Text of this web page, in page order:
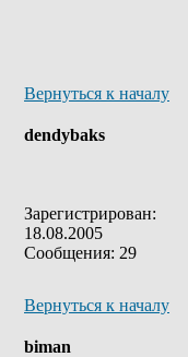
Вернуться к началу
dendybaks
Зарегистрирован:
18.08.2005
Сообщения: 29
Вернуться к началу
biman